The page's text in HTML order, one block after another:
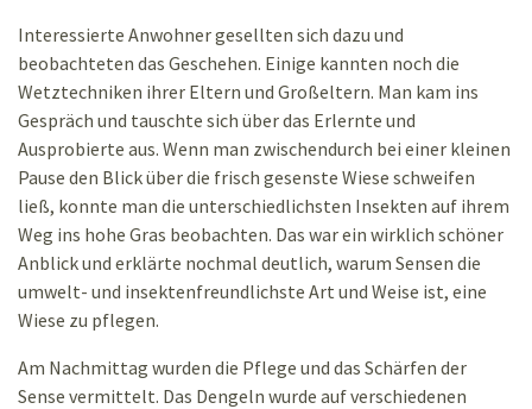
Interessierte Anwohner gesellten sich dazu und
beobachteten das Geschehen. Einige kannten noch die
Wetztechniken ihrer Eltern und Großeltern. Man kam ins
Gespräch und tauschte sich über das Erlernte und
Ausprobierte aus. Wenn man zwischendurch bei einer kleinen
Pause den Blick über die frisch gesenste Wiese schweifen
ließ, konnte man die unterschiedlichsten Insekten auf ihrem
Weg ins hohe Gras beobachten. Das war ein wirklich schöner
Anblick und erklärte nochmal deutlich, warum Sensen die
umwelt- und insektenfreundlichste Art und Weise ist, eine
Wiese zu pflegen.
Am Nachmittag wurden die Pflege und das Schärfen der
Sense vermittelt. Das Dengeln wurde auf verschiedenen